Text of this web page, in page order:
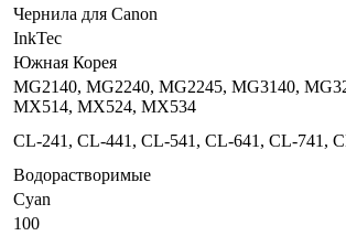
Чернила для Canon
InkTec
Южная Корея
MG2140, MG2240, MG2245, MG3140,
MX514, MX524, MX534
CL-241, CL-441, CL-541, CL-641, CL-741,
Водорастворимые
Cyan
100